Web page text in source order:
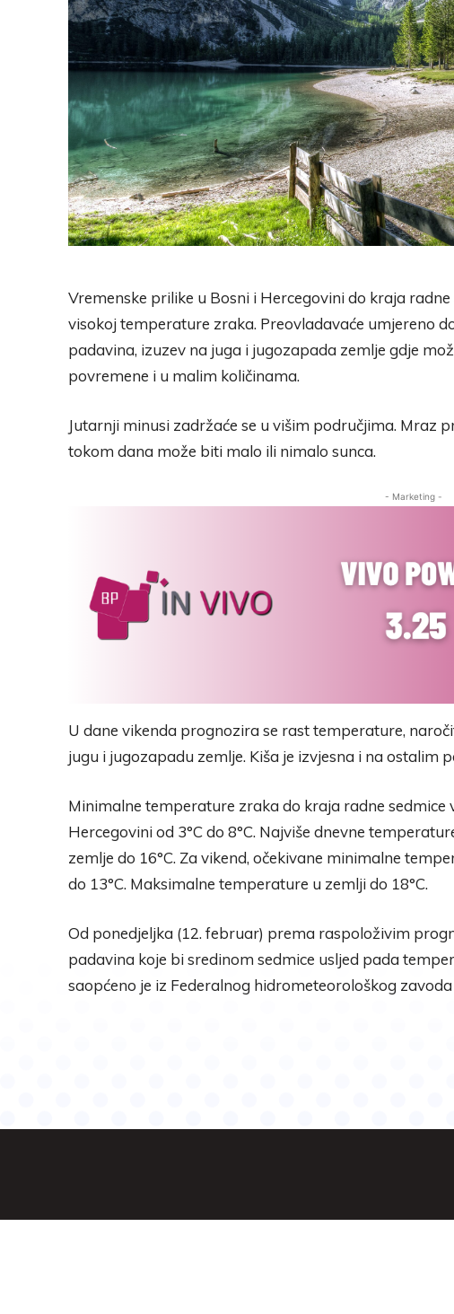
Vremenske prilike u Bosni i Hercegovini do kraja
visokoj temperature zraka. Preovladavaće umjereno
padavina, izuzev na juga i jugozapada zemlje gdje
povremene i u malim količinama.
Jutarnji minusi zadržaće se u višim područjima. Mraz
tokom dana može biti malo ili nimalo sunca.
- Marketing -
U dane vikenda prognozira se rast temperature,
jugu i jugozapadu zemlje. Kiša je izvjesna i na ostalim
Minimalne temperature zraka do kraja radne sedmice
Hercegovini od 3°C do 8°C. Najviše dnevne
zemlje do 16°C. Za vikend, očekivane minimalne
do 13°C. Maksimalne temperature u zemlji do 18°C.
Od ponedjeljka (12. februar) prema raspoloživim
padavina koje bi sredinom sedmice usljed pada
saopćeno je iz Federalnog hidrometeorološkog